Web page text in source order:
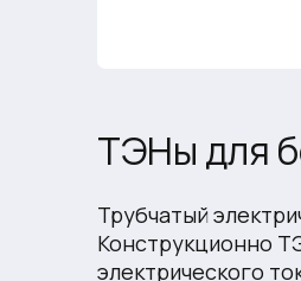
ТЭНы для
Трубчатый
Конструкционно
электрического